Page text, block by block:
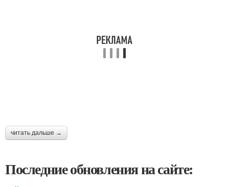
читать дальше →
Последние обновления на сайте: